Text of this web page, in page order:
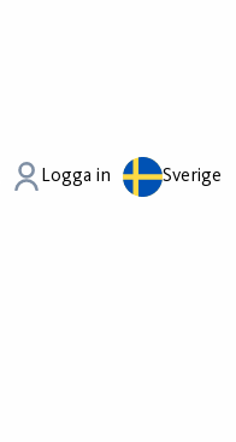
Logga in Sverige